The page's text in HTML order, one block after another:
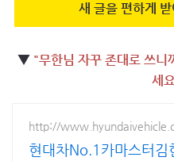
새 글을 편하게
▼ "무한님 자꾸 존대로 쓰니
세
http://
현대차No.1카마스터김